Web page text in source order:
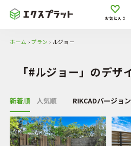
価格
100万円 〜 200万円
300万円 〜 400万円
400
敷地形状・条件
お気に入り
ホーム › プラン › ルジョー
「#ルジョー」のデザ
新着順 人気順